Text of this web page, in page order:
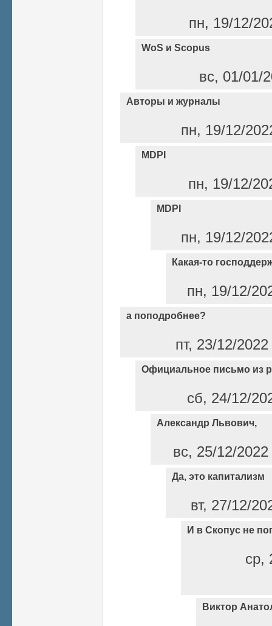
пн, 19/12/
WoS и Scopus
вс, 01/01/
Авторы и журналы
пн, 19/12/
MDPI
пн, 19/12/
MDPI
пн, 19/12/
Какая-то
пн, 19/12/
а поподробнее?
пт, 23/12/
Официальное письмо из
сб, 24/12/
Александр Львович,
вс, 25/12/
Да, это капитализм
вт, 27/12/
И в Скопус не
ср,
Виктор